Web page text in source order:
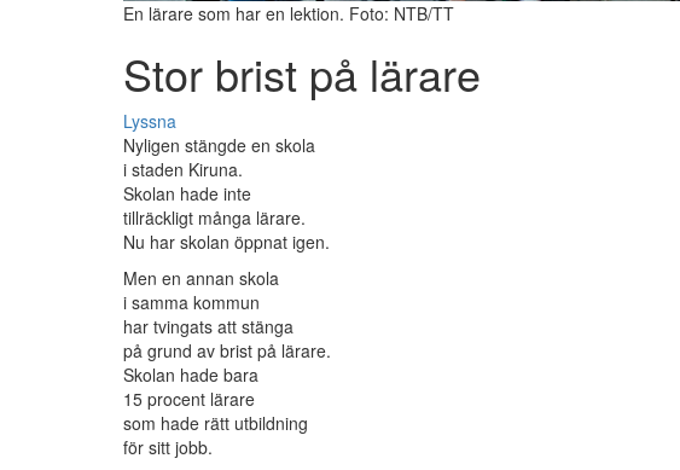
En lärare som har en lektion. Foto: NTB/TT
Stor brist på lärare
Lyssna
Nyligen stängde en skola
i staden Kiruna.
Skolan hade inte
tillräckligt många lärare.
Nu har skolan öppnat igen.
Men en annan skola
i samma kommun
har tvingats att stänga
på grund av brist på lärare.
Skolan hade bara
15 procent lärare
som hade rätt utbildning
för sitt jobb.